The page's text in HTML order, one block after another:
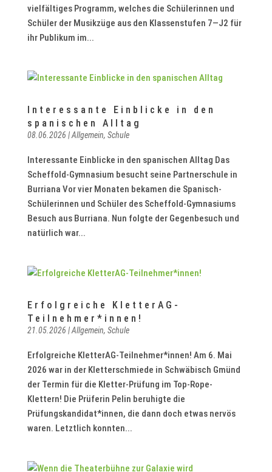
vielfältiges Programm, welches die Schülerinnen und
Schüler der Musikzüge aus den Klassenstufen 7—J2 für
ihr Publikum im...
Interessante Einblicke in den
spanischen Alltag
08.06.2026 |Allgemein, Schule
Interessante Einblicke in den spanischen Alltag Das
Scheffold-Gymnasium besucht seine Partnerschule in
Burriana Vor vier Monaten bekamen die Spanisch-
Schülerinnen und Schüler des Scheffold-Gymnasiums
Besuch aus Burriana. Nun folgte der Gegenbesuch und
natürlich war...
Erfolgreiche KletterAG-
Teilnehmer*innen!
21.05.2026 |Allgemein, Schule
Erfolgreiche KletterAG-Teilnehmer*innen! Am 6. Mai
2026 war in der Kletterschmiede in Schwäbisch Gmünd
der Termin für die Kletter-Prüfung im Top-Rope-
Klettern! Die Prüferin Pelin beruhigte die
Prüfungskandidat*innen, die dann doch etwas nervös
waren. Letztlich konnten...